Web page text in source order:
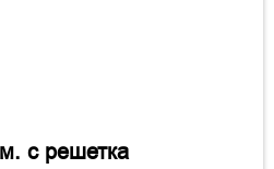
с решетка